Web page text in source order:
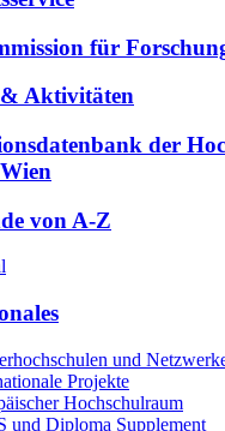
für
Aktivitäten
der
von A-Z
und
Projekte
Hochschulraum
und Diploma Supplement